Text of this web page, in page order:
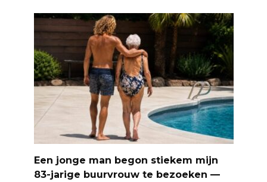
Een jonge man begon stiekem mijn
83-jarige buurvrouw te bezoeken —